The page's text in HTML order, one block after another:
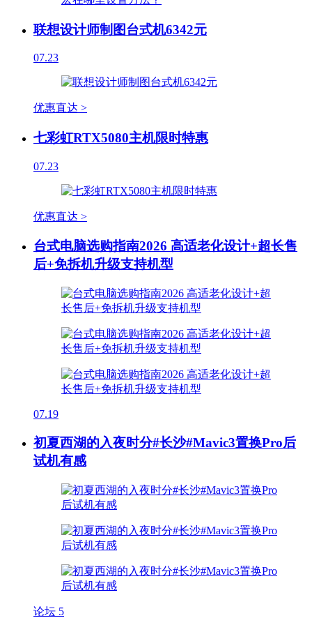
联想设计师制图台式机6342元
07.23
优惠直达 >
七彩虹RTX5080主机限时特惠
07.23
优惠直达 >
台式电脑选购指南2026 高适老化设计+超长售
后+免拆机升级支持机型
07.19
初夏西湖的入夜时分#长沙#Mavic3置换Pro后
试机有感
论坛 5